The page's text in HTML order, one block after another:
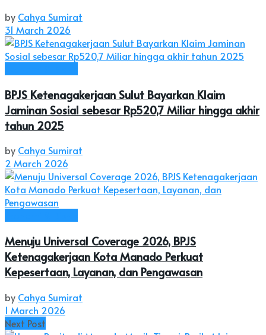
by Cahya Sumirat
31 March 2026
BPJS Ketenagakerjaan Sulut Bayarkan Klaim
Jaminan Sosial sebesar Rp520,7 Miliar hingga akhir
tahun 2025
by Cahya Sumirat
2 March 2026
Menuju Universal Coverage 2026, BPJS
Ketenagakerjaan Kota Manado Perkuat
Kepesertaan, Layanan, dan Pengawasan
by Cahya Sumirat
1 March 2026
Next Post